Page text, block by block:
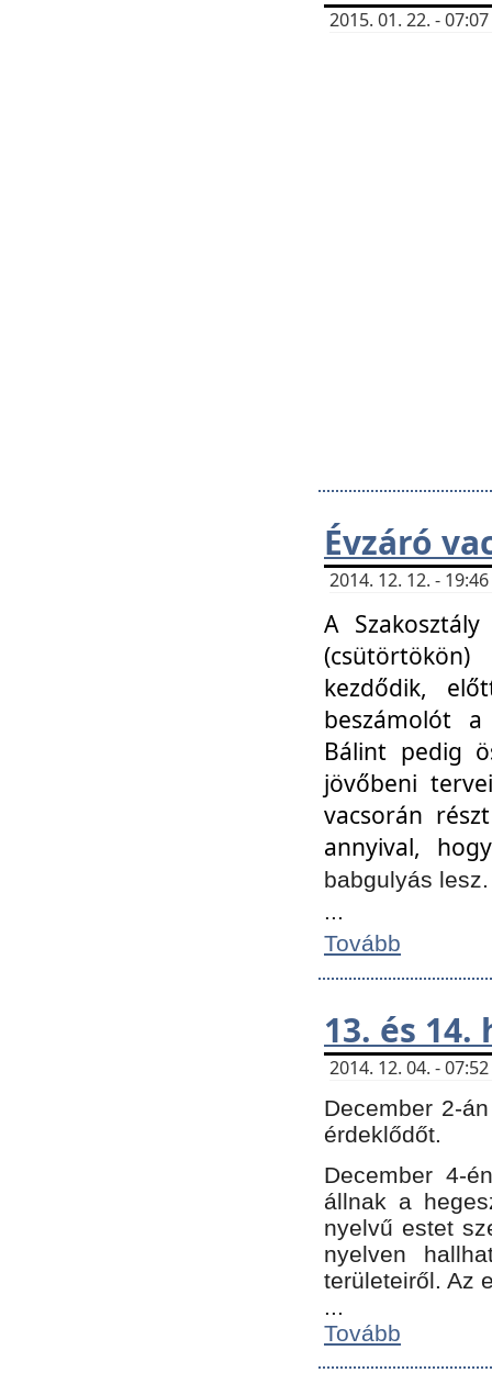
2015. 01. 22. -
Évzáró
2014. 12. 12. -
A
kezdődik,
beszámolót
Bálint pedig
jövőbeni
vacsorán
annyival,
babgulyás
...
Tovább
13. és
2014. 12. 04. -
December 2-
érdeklődőt.
December 4-
állnak a
nyelvű estet
nyelven
területeiről. Az
...
Tovább